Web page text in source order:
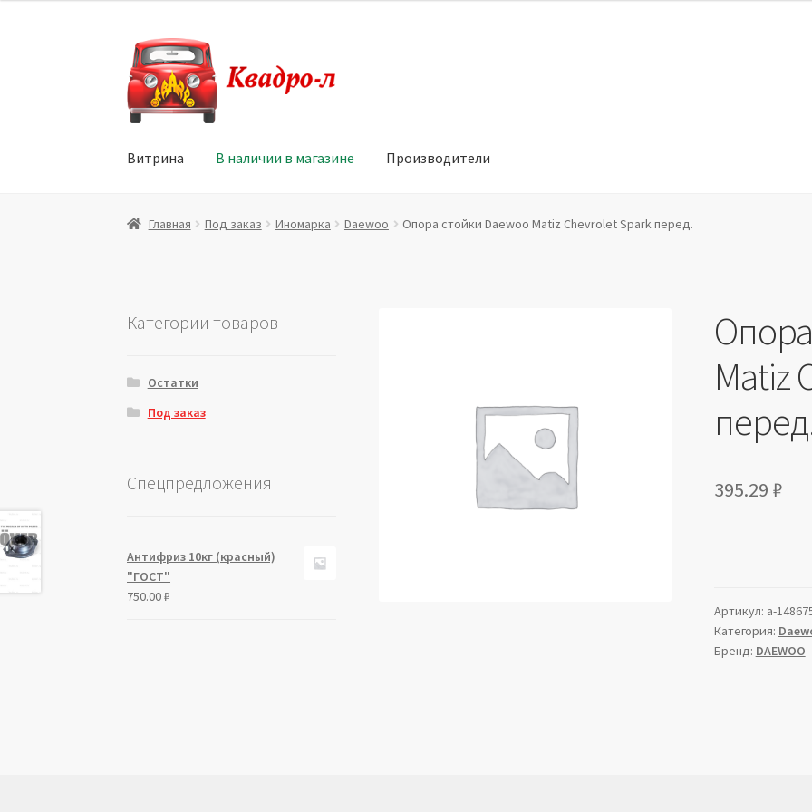
Перейти
к
навигации
Перейти
к
содержимому
Витрина В наличии в магазине Производители
Главная Витрина Мой аккаунт Политика в отношении обработки персональных данных
Главная Под заказ Иномарка Daewoo Опора стойки Daewoo Matiz Chevrolet Spark перед.
Matiz
395.29 ₽
Артикул: a-
Категория:
Бренд: DAEWOO
Категории товаров
Остатки
Под заказ
Спецпредложения
Антифриз 10кг (красный)
"ГОСТ"
750.00₽